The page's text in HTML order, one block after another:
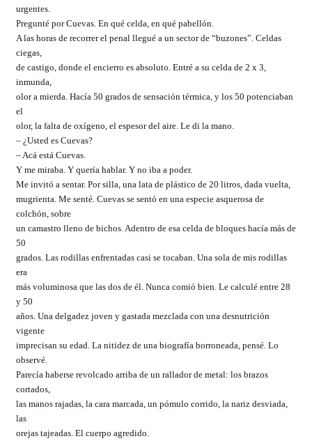
urgentes.
Pregunté por Cuevas. En qué celda, en qué pabellón.
A las horas de recorrer el penal llegué a un sector de “buzones”. Celdas
ciegas,
de castigo, donde el encierro es absoluto. Entré a su celda de 2 x 3,
inmunda,
olor a mierda. Hacía 50 grados de sensación térmica, y los 50 potenciaban
el
olor, la falta de oxígeno, el espesor del aire. Le di la mano.
– ¿Usted es Cuevas?
– Acá está Cuevas.
Y me miraba. Y quería hablar. Y no iba a poder.
Me invitó a sentar. Por silla, una lata de plástico de 20 litros, dada vuelta,
mugrienta. Me senté. Cuevas se sentó en una especie asquerosa de
colchón, sobre
un camastro lleno de bichos. Adentro de esa celda de bloques hacía más de
50
grados. Las rodillas enfrentadas casi se tocaban. Una sola de mis rodillas
era
más voluminosa que las dos de él. Nunca comió bien. Le calculé entre 28
y 50
años. Una delgadez joven y gastada mezclada con una desnutrición
vigente
imprecisan su edad. La nitidez de una biografía borroneada, pensé. Lo
observé.
Parecía haberse revolcado arriba de un rallador de metal: los brazos
cortados,
las manos rajadas, la cara marcada, un pómulo corrido, la nariz desviada,
las
orejas tajeadas. El cuerpo agredido.